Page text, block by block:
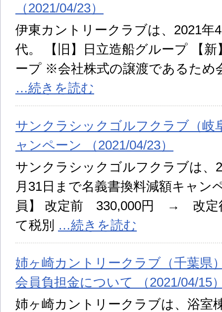
（2021/04/23）
伊東カントリークラブは、2021年
代。 【旧】日立造船グループ 【
ープ ※会社株式の譲渡であるため
…続きを読む
サンクラシックゴルフクラブ（
ャンペーン （2021/04/23）
サンクラシックゴルフクラブは、
月31日まで名義書換料減額キャン
員】 改定前 330,000円 → 改定
て税別 …続きを読む
姉ヶ崎カントリークラブ（千葉
会員負担金について （2021/04/15
姉ヶ崎カントリークラブは、浴室